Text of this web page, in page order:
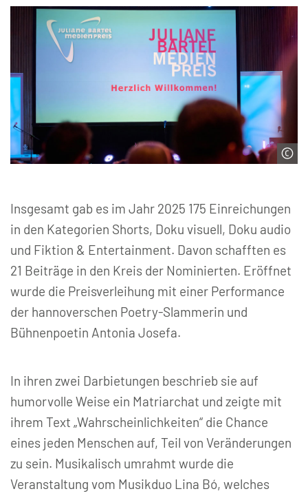
Insgesamt gab es im Jahr 2025 175 Einreichungen
in den Kategorien Shorts, Doku visuell, Doku audio
und Fiktion & Entertainment. Davon schafften es
21 Beiträge in den Kreis der Nominierten. Eröffnet
wurde die Preisverleihung mit einer Performance
der hannoverschen Poetry-Slammerin und
Bühnenpoetin Antonia Josefa.
In ihren zwei Darbietungen beschrieb sie auf
humorvolle Weise ein Matriarchat und zeigte mit
ihrem Text „Wahrscheinlichkeiten“ die Chance
eines jeden Menschen auf, Teil von Veränderungen
zu sein. Musikalisch umrahmt wurde die
Veranstaltung vom Musikduo Lina Bó, welches